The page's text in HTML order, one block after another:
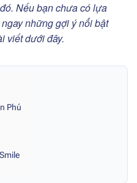
Nếu bạn chưa có lựa
những gợi ý nổi bật
viết dưới đây.
Phú